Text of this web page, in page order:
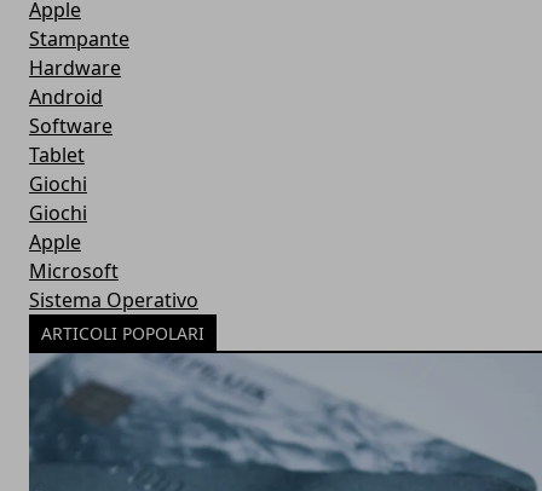
Apple
Stampante
Hardware
Android
Software
Tablet
Giochi
Giochi
Apple
Microsoft
Sistema Operativo
ARTICOLI POPOLARI